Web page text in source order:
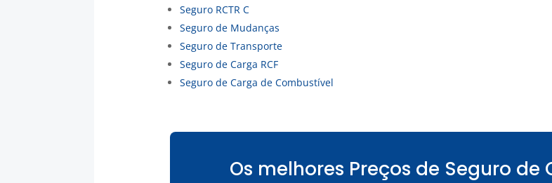
Seguro RCTR C
Seguro de Mudanças
Seguro de Transporte
Seguro de Carga RCF
Seguro de Carga de Combustível
Os melhores Preços de Seguro